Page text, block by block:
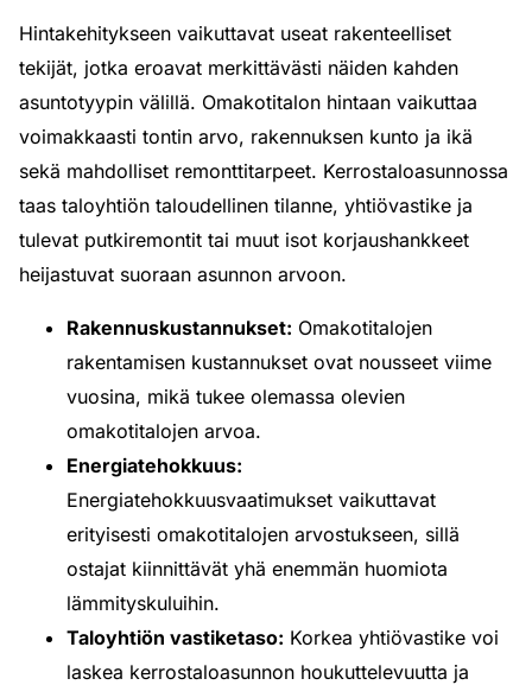
Hintakehitykseen vaikuttavat useat rakenteelliset
tekijät, jotka eroavat merkittävästi näiden kahden
asuntotyypin välillä. Omakotitalon hintaan vaikuttaa
voimakkaasti tontin arvo, rakennuksen kunto ja ikä
sekä mahdolliset remonttitarpeet. Kerrostaloasunnossa
taas taloyhtiön taloudellinen tilanne, yhtiövastike ja
tulevat putkiremontit tai muut isot korjaushankkeet
heijastuvat suoraan asunnon arvoon.
Rakennuskustannukset: Omakotitalojen
rakentamisen kustannukset ovat nousseet viime
vuosina, mikä tukee olemassa olevien
omakotitalojen arvoa.
Energiatehokkuus:
Energiatehokkuusvaatimukset vaikuttavat
erityisesti omakotitalojen arvostukseen, sillä
ostajat kiinnittävät yhä enemmän huomiota
lämmityskuluihin.
Taloyhtiön vastiketaso: Korkea yhtiövastike voi
laskea kerrostaloasunnon houkuttelevuutta ja